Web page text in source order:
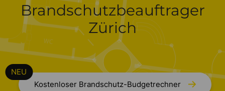
Brandschutzbeauftrager
Zürich
Kostenloser Brandschutz-Budgetrechner